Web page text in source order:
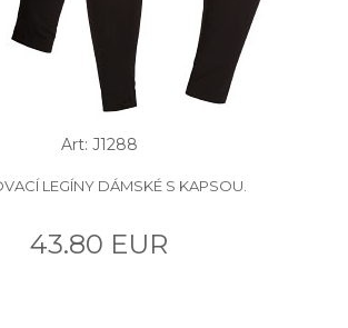
Art: J1288
LEGÍNY DÁMSKÉ S KAPSOU.
43.80 EUR